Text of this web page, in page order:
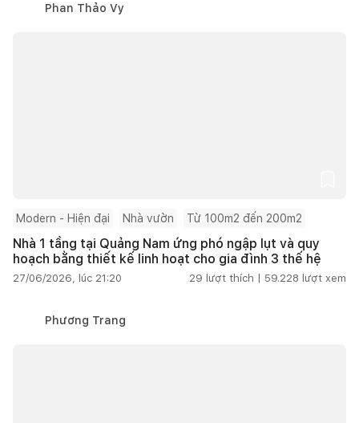
Phan Thảo Vy
Modern - Hiện đại Nhà vườn Từ 100m2 đến 200m2
Nhà 1 tầng tại Quảng Nam ứng phó ngập lụt và quy
hoạch bằng thiết kế linh hoạt cho gia đình 3 thế hệ
27/06/2026, lúc 21:20 29 lượt thích | 59.228 lượt xem
Phương Trang